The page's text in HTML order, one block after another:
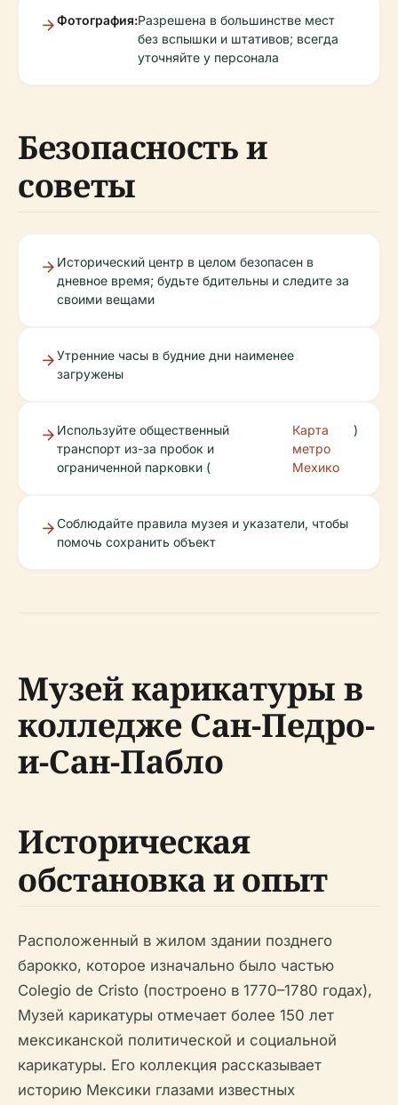
Фотография:Разрешена в большинстве мест
без вспышки и штативов; всегда
уточняйте у персонала
Безопасность и
советы
Исторический центр в целом безопасен в
дневное время; будьте бдительны и следите за
своими вещами
Утренние часы в будние дни наименее
загружены
Используйте общественный
транспорт из-за пробок и
ограниченной парковки (
Карта
метро
Мехико
)
Соблюдайте правила музея и указатели, чтобы
помочь сохранить объект
Музей карикатуры в
колледже Сан-Педро-
и-Сан-Пабло
Историческая
обстановка и опыт
Расположенный в жилом здании позднего
барокко, которое изначально было частью
Colegio de Cristo (построено в 1770–1780 годах),
Музей карикатуры отмечает более 150 лет
мексиканской политической и социальной
карикатуры. Его коллекция рассказывает
историю Мексики глазами известных